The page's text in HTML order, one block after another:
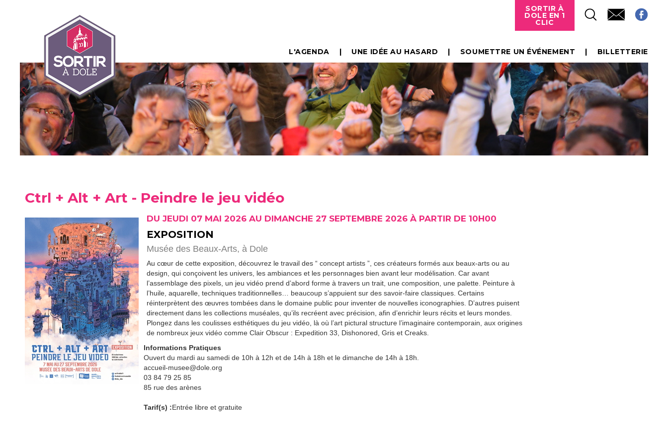
SORTIR À
DOLE EN 1
CLIC
L'AGENDA UNE IDÉE AU HASARD SOUMETTRE UN ÉVÉNEMENT BILLETTERIE
Ctrl + Alt + Art - Peindre le jeu vidéo
DU JEUDI 07 MAI 2026 AU DIMANCHE 27 SEPTEMBRE 2026 À PARTIR DE 10H00
EXPOSITION
Musée des Beaux-Arts, à Dole
Au cœur de cette exposition, découvrez le travail des “ concept artists ”, ces créateurs formés aux beaux-arts ou au
design, qui conçoivent les univers, les ambiances et les personnages bien avant leur modélisation. Car avant
l’assemblage des pixels, un jeu vidéo prend d’abord forme à travers un trait, une composition, une palette. Peinture à
l’huile, aquarelle, techniques traditionnelles… beaucoup s’appuient sur des savoir-faire classiques. Certains
réinterprètent des œuvres tombées dans le domaine public pour inventer de nouvelles iconographies. D’autres puisent
directement dans les collections muséales, qu’ils recréent avec précision, afin d’enrichir leurs récits et leurs mondes.
Plongez dans les coulisses esthétiques du jeu vidéo, là où l’art pictural structure l’imaginaire contemporain, aux origines
de nombreux jeux vidéo comme Clair Obscur : Expedition 33, Dishonored, Gris et Creaks.
Informations Pratiques
Ouvert du mardi au samedi de 10h à 12h et de 14h à 18h et le dimanche de 14h à 18h.
accueil-musee@dole.org
03 84 79 25 85
85 rue des arènes
Tarif(s) :Entrée libre et gratuite